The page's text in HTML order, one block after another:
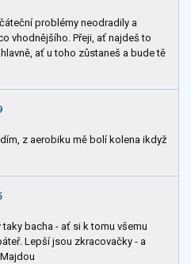
problémy neodradily a
vhodnějšího. Přeji, ať najdeš to
ať u toho zůstaneš a bude tě
z aerobiku mě bolí kolena ikdyž
bacha - ať si k tomu všemu
Lepší jsou zkracovačky - a